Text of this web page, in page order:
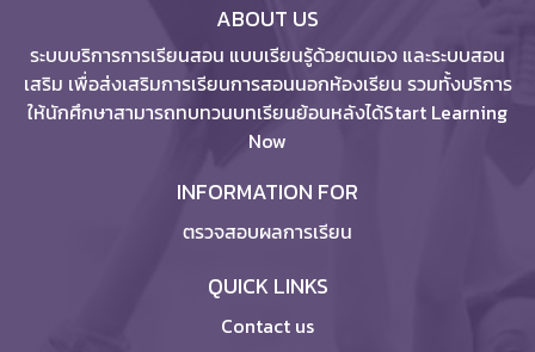
ABOUT US
ระบบบริการการเรียนสอน แบบเรียนรู้ด้วยตนเอง และระบบสอน
เสริม เพื่อส่งเสริมการเรียนการสอนนอกห้องเรียน รวมทั้งบริการ
ให้นักศึกษาสามารถทบทวนบทเรียนย้อนหลังได้Start Learning
Now
INFORMATION FOR
ตรวจสอบผลการเรียน
QUICK LINKS
Contact us